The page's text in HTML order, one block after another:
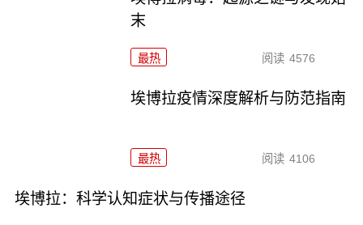
末
最热 阅读 4576
埃博拉疫情深度解析与防范指南
最热 阅读 4106
埃博拉：科学认知症状与传播途径